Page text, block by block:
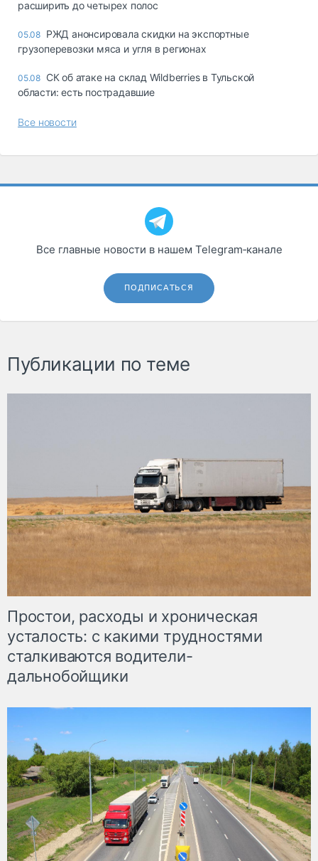
расширить до четырех полос
05.08 РЖД анонсировала скидки на экспортные
грузоперевозки мяса и угля в регионах
05.08 СК об атаке на склад Wildberries в Тульской
области: есть пострадавшие
Все новости
Все главные новости в нашем Telegram‑канале
ПОДПИСАТЬСЯ
Публикации по теме
Простои, расходы и хроническая
усталость: с какими трудностями
сталкиваются водители-
дальнобойщики